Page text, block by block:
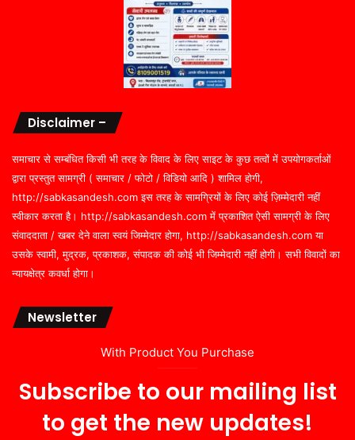
Disclaimer –
समाचार से सम्बंधित किसी भी तरह के विवाद के लिए साइट के कुछ तत्वों में उपयोगकर्ताओं
द्वारा प्रस्तुत सामग्री ( समाचार / फोटो / विडियो आदि ) शामिल होगी,
http://sabkasandesh.com इस तरह के सामग्रियों के लिए कोई ज़िम्मेदारी नहीं
स्वीकार करता है। http://sabkasandesh.com में प्रकाशित ऐसी सामग्री के लिए
संवाददाता / खबर देने वाला स्वयं जिम्मेदार होगा, http://sabkasandesh.com या
उसके स्वामी, मुद्रक, प्रकाशक, संपादक की कोई भी जिम्मेदारी नहीं होगी। सभी विवादों का
न्यायक्षेत्र कवर्धा होगा।
Newsletter
With Product You Purchase
Subscribe to our mailing list
to get the new updates!